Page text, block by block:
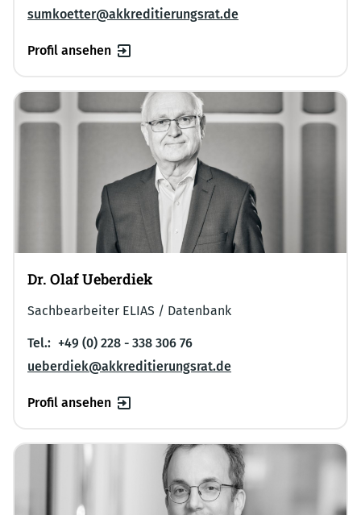
sumkoetter@akkreditierungsrat.de
Profil ansehen
Dr. Olaf Ueberdiek
Sachbearbeiter ELIAS / Datenbank
Tel.: +49 (0) 228 - 338 306 76
ueberdiek@akkreditierungsrat.de
Profil ansehen